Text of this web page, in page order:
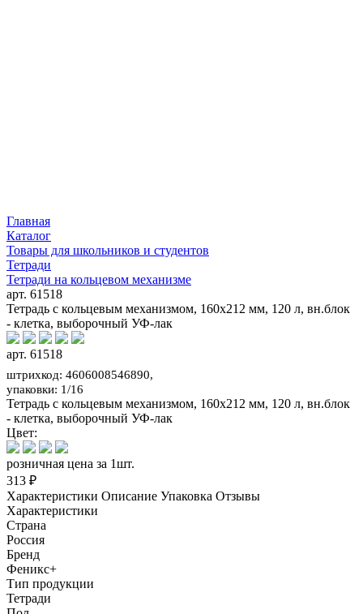
Главная
Каталог
Товары для школьников и студентов
Тетради
Тетради на кольцевом механизме
арт. 61518
Тетрадь с кольцевым механизмом, 160х212 мм, 120 л, вн.блок
- клетка, выборочный УФ-лак
арт. 61518
штрихкод: 4606008546890,
упаковки: 1/16
Тетрадь с кольцевым механизмом, 160х212 мм, 120 л, вн.блок
- клетка, выборочный УФ-лак
Цвет:
розничная цена за 1шт.
313 ₽
Характеристики Описание Упаковка Отзывы
Характеристики
Страна
Россия
Бренд
Феникс+
Тип продукции
Тетради